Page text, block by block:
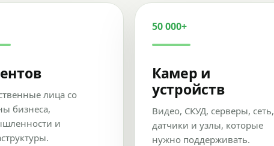
лица со
бизнеса,
и
50 000+
Камер и
устройств
Видео, СКУД, серверы, сеть,
датчики и узлы, которые
нужно поддерживать.